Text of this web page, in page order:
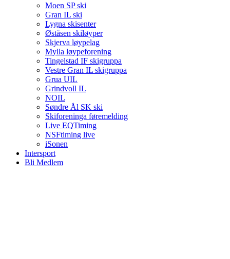
Moen SP ski
Gran IL ski
Lygna skisenter
Øståsen skiløyper
Skjerva løypelag
Mylla løypeforening
Tingelstad IF skigruppa
Vestre Gran IL skigruppa
Grua UIL
Grindvoll IL
NOIL
Søndre Ål SK ski
Skiforeninga føremelding
Live EQTiming
NSFtiming live
iSonen
Intersport
Bli Medlem